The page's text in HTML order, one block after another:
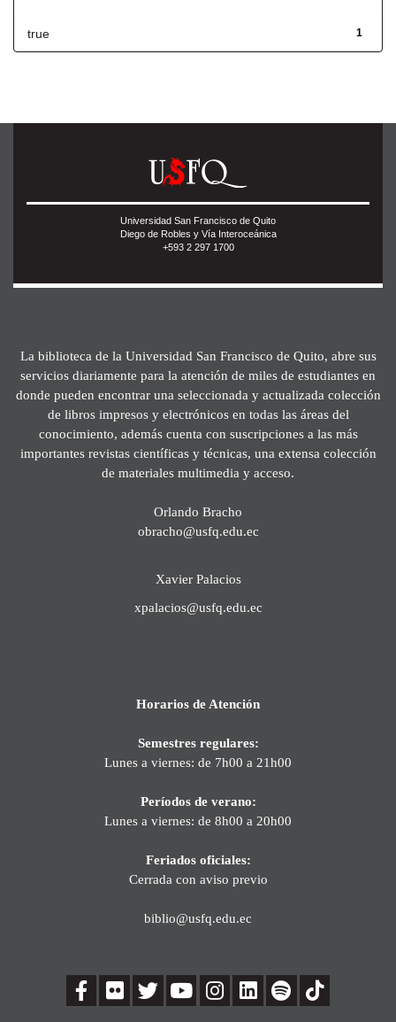
1
true
Universidad San Francisco de Quito
Diego de Robles y Vía Interoceánica
+593 2 297 1700
La biblioteca de la Universidad San Francisco de Quito, abre sus
servicios diariamente para la atención de miles de estudiantes en
donde pueden encontrar una seleccionada y actualizada colección
de libros impresos y electrónicos en todas las áreas del
conocimiento, además cuenta con suscripciones a las más
importantes revistas científicas y técnicas, una extensa colección
de materiales multimedia y acceso.
Orlando Bracho
obracho@usfq.edu.ec
Xavier Palacios
xpalacios@usfq.edu.ec
Horarios de Atención
Semestres regulares:
Lunes a viernes: de 7h00 a 21h00
Períodos de verano:
Lunes a viernes: de 8h00 a 20h00
Feriados oficiales:
Cerrada con aviso previo
biblio@usfq.edu.ec